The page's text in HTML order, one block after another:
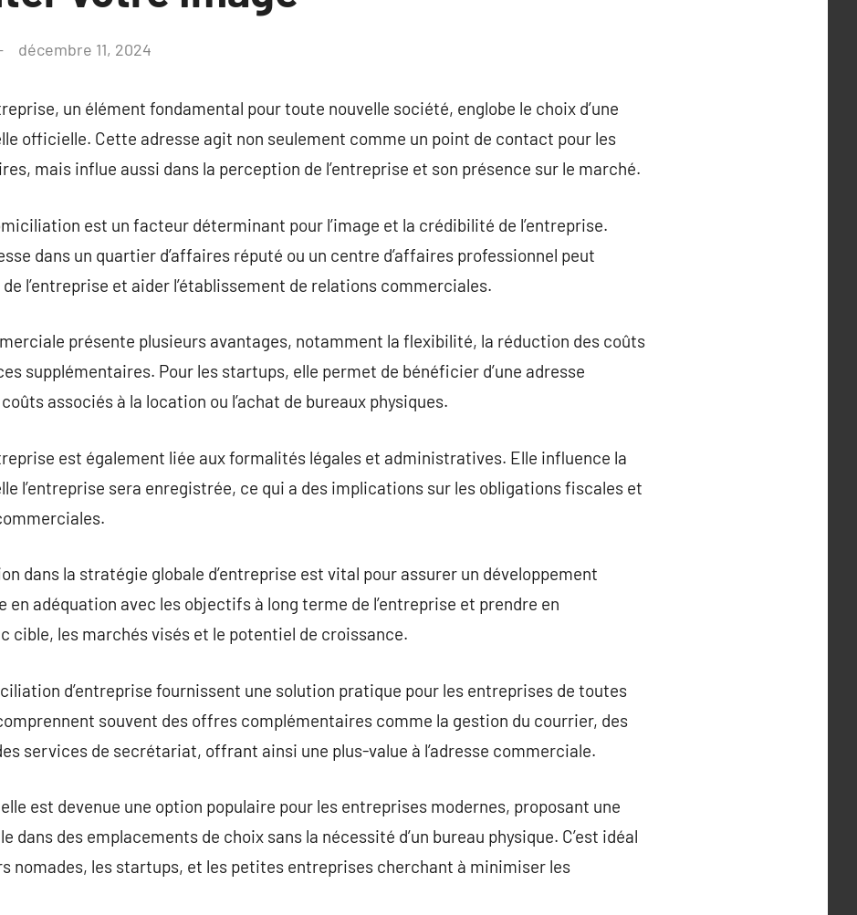
décembre 11, 2024
un élément fondamental pour toute nouvelle société, englobe le choix d’une
officielle. Cette adresse agit non seulement comme un point de contact pour les
mais influe aussi dans la perception de l’entreprise et son présence sur le marché.
est un facteur déterminant pour l’image et la crédibilité de l’entreprise.
dans un quartier d’affaires réputé ou un centre d’affaires professionnel peut
l’entreprise et aider l’établissement de relations commerciales.
présente plusieurs avantages, notamment la flexibilité, la réduction des coûts
supplémentaires. Pour les startups, elle permet de bénéficier d’une adresse
associés à la location ou l’achat de bureaux physiques.
est également liée aux formalités légales et administratives. Elle influence la
l’entreprise sera enregistrée, ce qui a des implications sur les obligations fiscales et
dans la stratégie globale d’entreprise est vital pour assurer un développement
adéquation avec les objectifs à long terme de l’entreprise et prendre en
cible, les marchés visés et le potentiel de croissance.
d’entreprise fournissent une solution pratique pour les entreprises de toutes
souvent des offres complémentaires comme la gestion du courrier, des
services de secrétariat, offrant ainsi une plus-value à l’adresse commerciale.
est devenue une option populaire pour les entreprises modernes, proposant une
dans des emplacements de choix sans la nécessité d’un bureau physique. C’est idéal
nomades, les startups, et les petites entreprises cherchant à minimiser les